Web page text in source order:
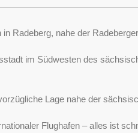
Radeberg, nahe der
im Südwesten des
Lage nahe der
Flughafen – alles ist